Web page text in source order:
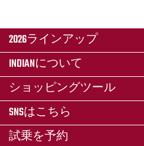
2026ラインアップ
INDIANについて
ショッピングツール
SNSはこちら
試乗を予約